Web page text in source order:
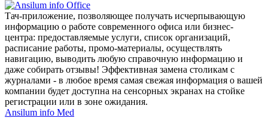
Тач-приложение, позволяющее получать исчерпывающую
информацию о работе современного офиса или бизнес-
центра: предоставляемые услуги, список организаций,
расписание работы, промо-материалы, осуществлять
навигацию, выводить любую справочную информацию и
даже собирать отзывы! Эффективная замена столикам с
журналами - в любое время самая свежая информация о вашей
компании будет доступна на сенсорных экранах на стойке
регистрации или в зоне ожидания.
Ansilum info Med